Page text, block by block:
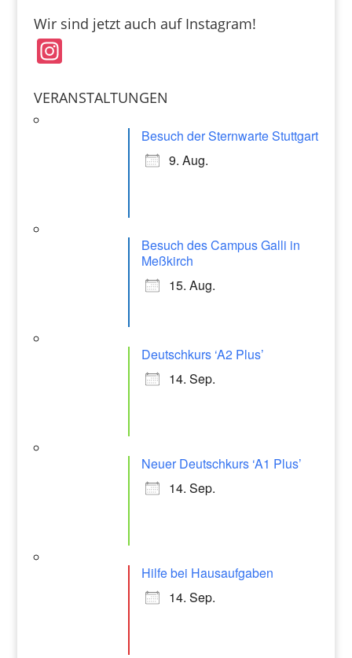
c
e
b
o
ai
l
at
p
Wir sind jetzt auch auf Instagram!
In
a
VERANSTALTUNGEN
Besuch der Sternwarte Stuttgart
9. Aug.
Besuch des Campus Galli in
Meßkirch
15. Aug.
Deutschkurs ‘A2 Plus’
14. Sep.
Neuer Deutschkurs ‘A1 Plus’
14. Sep.
Hilfe bei Hausaufgaben
14. Sep.